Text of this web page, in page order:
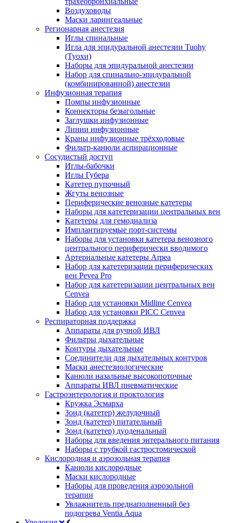
Воздуховоды
Маски ларингеальные
Регионарная анестезия
Иглы спинальные
Игла для эпидуральной анестезии Tuohy
(Туохи)
Наборы для эпидуральной анестезии
Набор для спинально-эпидуральной
(комбинированной) анестезии
Инфузионная терапия
Помпы инфузионные
Коннекторы безыгольные
Заглушки инфузионные
Линии инфузионные
Краны инфузионные трёхходовые
Фильтр-канюли аспирационные
Сосудистый доступ
Иглы-бабочки
Иглы Губера
Катетер пупочный
Жгуты венозные
Периферические венозные катетеры
Наборы для катетеризации центральных вен
Катетеры для гемодиализа
Имплантируемые порт‑системы
Наборы для установки катетера венозного
центрального периферически вводимого
Артериальные катетеры Arpea
Набор для катетеризации периферических
вен Pevea Pro
Набор для катетеризации центральных вен
Cenvea
Набор для установки Midline Cenvea
Набор для установки PICC Cenvea
Респираторная поддержка
Аппараты для ручной ИВЛ
Фильтры дыхательные
Контуры дыхательные
Соединители для дыхательных контуров
Маски анестезиологические
Канюли назальные высокопоточные
Аппараты ИВЛ пневматические
Гастроэнтерология и проктология
Кружка Эсмарха
Зонд (катетер) желудочный
Зонд (катетер) питательный
Зонд (катетер) дуоденальный
Наборы для введения энтерального питания
Наборы с трубкой гастростомической
Кислородная и аэрозольная терапия
Канюли кислородные
Маски кислородные
Наборы для проведения аэрозольной
терапии
Увлажнитель преднаполненный без
подогрева Ventia Aqua